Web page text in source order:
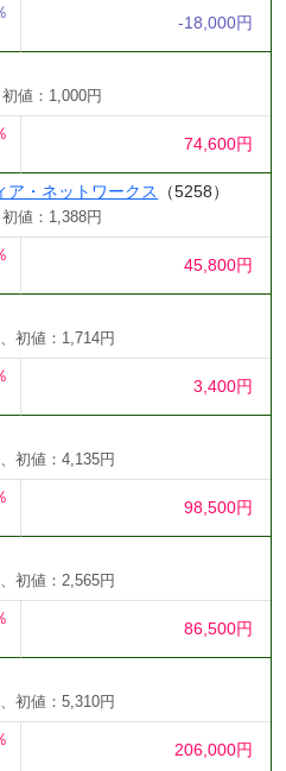
-18,000円
値：1,000円
74,600円
ア・ネットワークス （5258）
値：1,388円
45,800円
初値：1,714円
3,400円
初値：4,135円
98,500円
初値：2,565円
86,500円
初値：5,310円
206,000円